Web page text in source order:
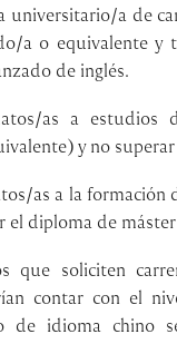
universitario/a de
a o equivalente y
de inglés.
as a
y no
as a la formación
el diploma de
que soliciten
contar con el
de idioma chino